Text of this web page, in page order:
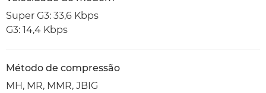
Super G3: 33,6 Kbps
G3: 14,4 Kbps
Método de compressão
MH, MR, MMR, JBIG